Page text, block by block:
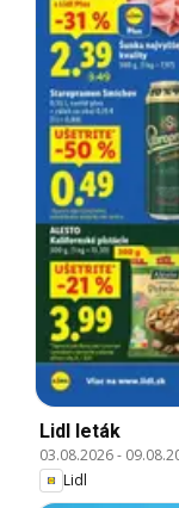
Lidl leták
03.08.2026-
Lidl